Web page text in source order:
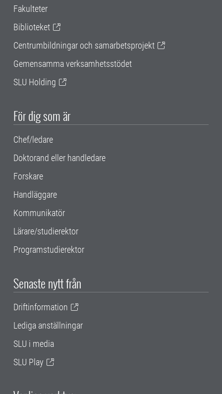
Fakulteter
Biblioteket
Centrumbildningar och samarbetsprojekt
Gemensamma verksamhetsstödet
SLU Holding
För dig som är
Chef/ledare
Doktorand eller handledare
Forskare
Handläggare
Kommunikatör
Lärare/studierektor
Programstudierektor
Senaste nytt från
Driftinformation
Lediga anställningar
SLU i media
SLU Play